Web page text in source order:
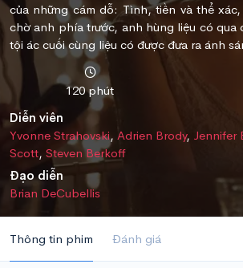
của những cám dỗ: Tình, tiền và thể
chờ anh phía trước, anh hùng liệu có qua
tội ác cuối cùng liệu có được đưa ra ánh
120 phút
Diễn viên
Yvonne Strahovski, Adrien Brody, Jennifer
Scott, Steven Berkoff
Đạo diễn
Brian DeCubellis
Thông tin phim Đánh giá